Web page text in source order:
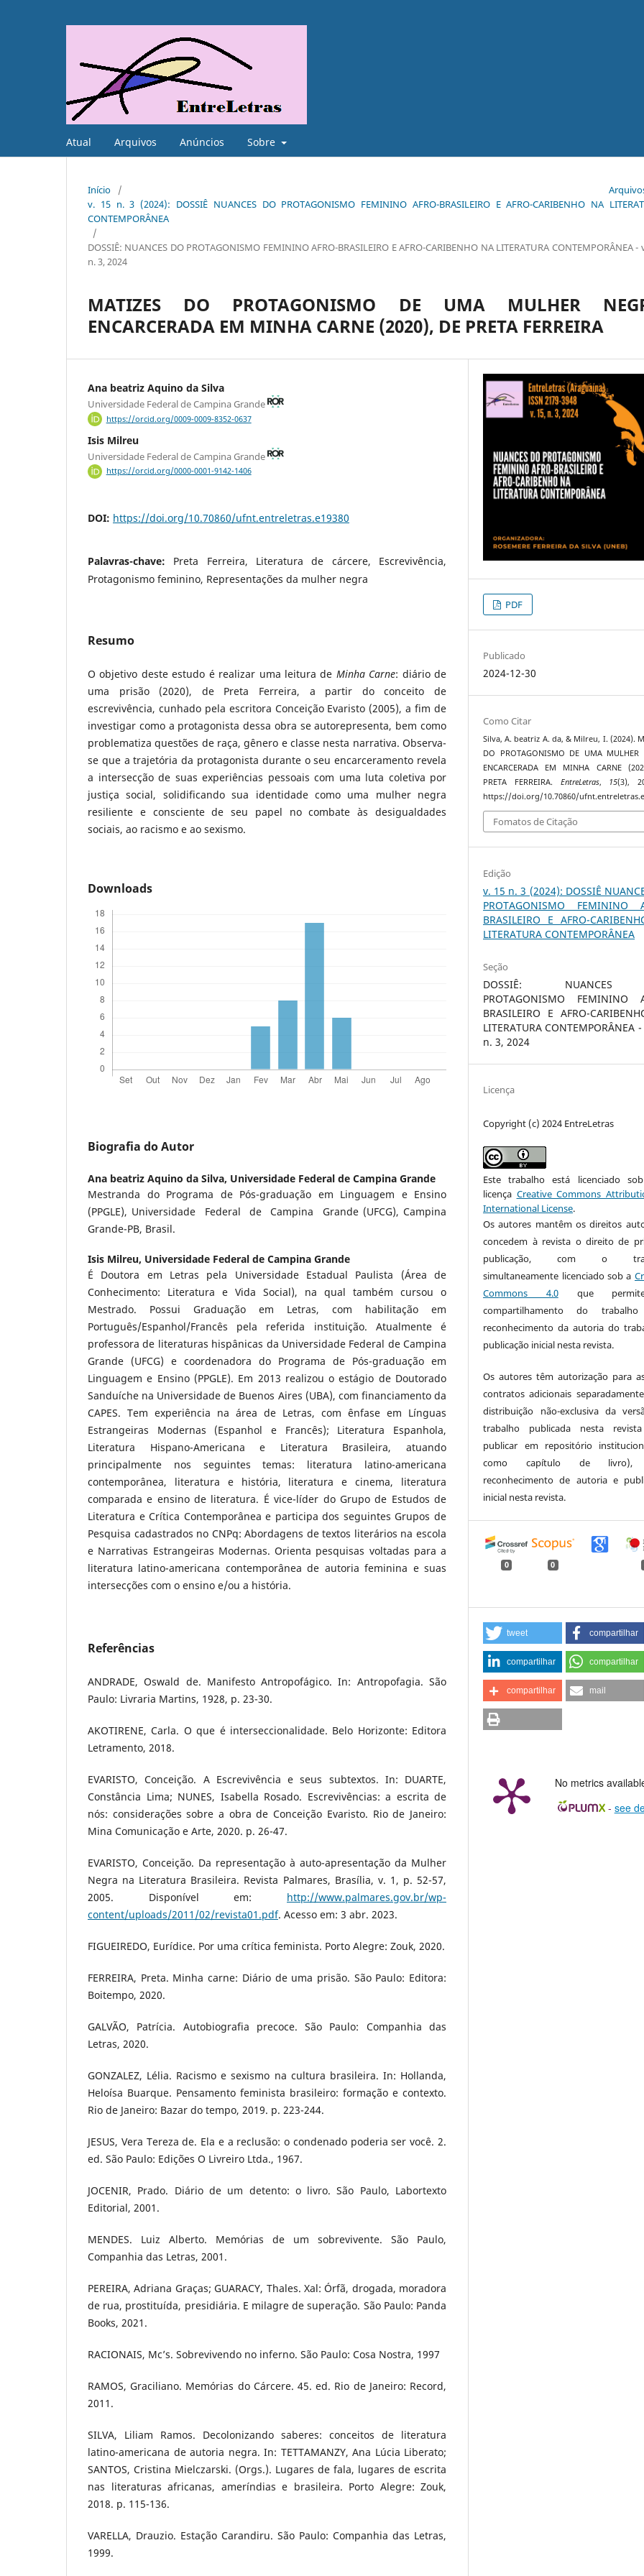
Atual Arquivos Anúncios Sobre
Início /
v. 15 n. 3 (2024): DOSSIÊ NUANCES DO PROTAGONISMO FEMININO AFRO-BRASILEIRO E AFRO-CARIBENHO NA
CONTEMPORÂNEA
/
DOSSIÊ: NUANCES DO PROTAGONISMO FEMININO AFRO-BRASILEIRO E AFRO-CARIBENHO NA LITERATURA CONTEMPORÂNEA -
n. 3, 2024
MATIZES DO PROTAGONISMO DE UMA MULHER
ENCARCERADA EM MINHA CARNE (2020), DE PRETA FERREIRA
Ana beatriz Aquino da Silva
Universidade Federal de Campina Grande
https://orcid.org/0009-0009-8352-0637
Isis Milreu
Universidade Federal de Campina Grande
https://orcid.org/0000-0001-9142-1406
DOI: https://doi.org/10.70860/ufnt.entreletras.e19380
Palavras-chave: Preta Ferreira, Literatura de cárcere, Escrevivência,
Protagonismo feminino, Representações da mulher negra
Resumo
O objetivo deste estudo é realizar uma leitura de Minha Carne: diário de
uma prisão (2020), de Preta Ferreira, a partir do conceito de
escrevivência, cunhado pela escritora Conceição Evaristo (2005), a fim de
investigar como a protagonista dessa obra se autorepresenta, bem como
problematiza questões de raça, gênero e classe nesta narrativa. Observa-
se que a trajetória da protagonista durante o seu encarceramento revela
a intersecção de suas experiências pessoais com uma luta coletiva por
justiça social, solidificando sua identidade como uma mulher negra
resiliente e consciente de seu papel no combate às desigualdades
sociais, ao racismo e ao sexismo.
Downloads
Biografia do Autor
Ana beatriz Aquino da Silva, Universidade Federal de Campina Grande
Mestranda do Programa de Pós-graduação em Linguagem e Ensino
(PPGLE), Universidade Federal de Campina Grande (UFCG), Campina
Grande-PB, Brasil.
Isis Milreu, Universidade Federal de Campina Grande
É Doutora em Letras pela Universidade Estadual Paulista (Área de
Conhecimento: Literatura e Vida Social), na qual também cursou o
Mestrado. Possui Graduação em Letras, com habilitação em
Português/Espanhol/Francês pela referida instituição. Atualmente é
professora de literaturas hispânicas da Universidade Federal de Campina
Grande (UFCG) e coordenadora do Programa de Pós-graduação em
Linguagem e Ensino (PPGLE). Em 2013 realizou o estágio de Doutorado
Sanduíche na Universidade de Buenos Aires (UBA), com financiamento da
CAPES. Tem experiência na área de Letras, com ênfase em Línguas
Estrangeiras Modernas (Espanhol e Francês); Literatura Espanhola,
Literatura Hispano-Americana e Literatura Brasileira, atuando
principalmente nos seguintes temas: literatura latino-americana
contemporânea, literatura e história, literatura e cinema, literatura
comparada e ensino de literatura. É vice-líder do Grupo de Estudos de
Literatura e Crítica Contemporânea e participa dos seguintes Grupos de
Pesquisa cadastrados no CNPq: Abordagens de textos literários na escola
e Narrativas Estrangeiras Modernas. Orienta pesquisas voltadas para a
literatura latino-americana contemporânea de autoria feminina e suas
intersecções com o ensino e/ou a história.
Referências
ANDRADE, Oswald de. Manifesto Antropofágico. In: Antropofagia. São
Paulo: Livraria Martins, 1928, p. 23-30.
AKOTIRENE, Carla. O que é interseccionalidade. Belo Horizonte: Editora
Letramento, 2018.
EVARISTO, Conceição. A Escrevivência e seus subtextos. In: DUARTE,
Constância Lima; NUNES, Isabella Rosado. Escrevivências: a escrita de
nós: considerações sobre a obra de Conceição Evaristo. Rio de Janeiro:
Mina Comunicação e Arte, 2020. p. 26-47.
EVARISTO, Conceição. Da representação à auto-apresentação da Mulher
Negra na Literatura Brasileira. Revista Palmares, Brasília, v. 1, p. 52-57,
2005. Disponível em: http://www.palmares.gov.br/wp-
content/uploads/2011/02/revista01.pdf. Acesso em: 3 abr. 2023.
FIGUEIREDO, Eurídice. Por uma crítica feminista. Porto Alegre: Zouk, 2020.
FERREIRA, Preta. Minha carne: Diário de uma prisão. São Paulo: Editora:
‎Boitempo, 2020.
GALVÃO, Patrícia. Autobiografia precoce. São Paulo: Companhia das
Letras, 2020.
GONZALEZ, Lélia. Racismo e sexismo na cultura brasileira. In: Hollanda,
Heloísa Buarque. Pensamento feminista brasileiro: formação e contexto.
Rio de Janeiro: Bazar do tempo, 2019. p. 223-244.
JESUS, Vera Tereza de. Ela e a reclusão: o condenado poderia ser você. 2.
ed. São Paulo: Edições O Livreiro Ltda., 1967.
JOCENIR, Prado. Diário de um detento: o livro. São Paulo, Labortexto
Editorial, 2001.
MENDES. Luiz Alberto. Memórias de um sobrevivente. São Paulo,
Companhia das Letras, 2001.
PEREIRA, Adriana Graças; GUARACY, Thales. Xal: Órfã, drogada, moradora
de rua, prostituída, presidiária. E milagre de superação. São Paulo: Panda
Books, 2021.
RACIONAIS, Mc’s. Sobrevivendo no inferno. São Paulo: Cosa Nostra, 1997
RAMOS, Graciliano. Memórias do Cárcere. 45. ed. Rio de Janeiro: Record,
2011.
SILVA, Liliam Ramos. Decolonizando saberes: conceitos de literatura
latino-americana de autoria negra. In: TETTAMANZY, Ana Lúcia Liberato;
SANTOS, Cristina Mielczarski. (Orgs.). Lugares de fala, lugares de escrita
nas literaturas africanas, ameríndias e brasileira. Porto Alegre: Zouk,
2018. p. 115-136.
VARELLA, Drauzio. Estação Carandiru. São Paulo: Companhia das Letras,
1999.
PDF
Publicado
2024-12-30
Como Citar
Silva, A. beatriz A. da, & Milreu, I. (2024).
DO PROTAGONISMO DE UMA MULHER
ENCARCERADA EM MINHA CARNE
PRETA FERREIRA. EntreLetras, 15(3),
https://doi.org/10.70860/
Fomatos de Citação
Edição
v. 15 n. 3 (2024): DOSSIÊ
PROTAGONISMO FEMININO
BRASILEIRO E AFRO-
LITERATURA CONTEMPORÂNEA
Seção
DOSSIÊ: NUANCES
PROTAGONISMO FEMININO
BRASILEIRO E AFRO-
LITERATURA CONTEMPORÂNEA
n. 3, 2024
Licença
Copyright (c) 2024 EntreLetras
Este trabalho está licenciado
licença Creative Commons
International License.
Os autores mantêm os direitos
concedem à revista o direito de
publicação, com o
simultaneamente licenciado sob a
Commons 4.0que
compartilhamento do
reconhecimento da autoria do
publicação inicial nesta revista.
Os autores têm autorização para
contratos adicionais
distribuição não-exclusiva da
trabalho publicada nesta
publicar em repositório
como capítulo de livro),
reconhecimento de autoria e
inicial nesta revista.
0 0
tweet compartilhar
compartilhar compartilhar
compartilhar mail
No metrics
- see